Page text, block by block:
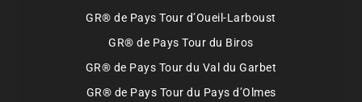
GR® de Pays Tour d’Oueil-Larboust
GR® de Pays Tour du Biros
GR® de Pays Tour du Val du Garbet
GR® de Pays Tour du Pays d’Olmes